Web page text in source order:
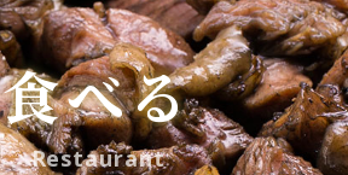
食べる
Restaurant